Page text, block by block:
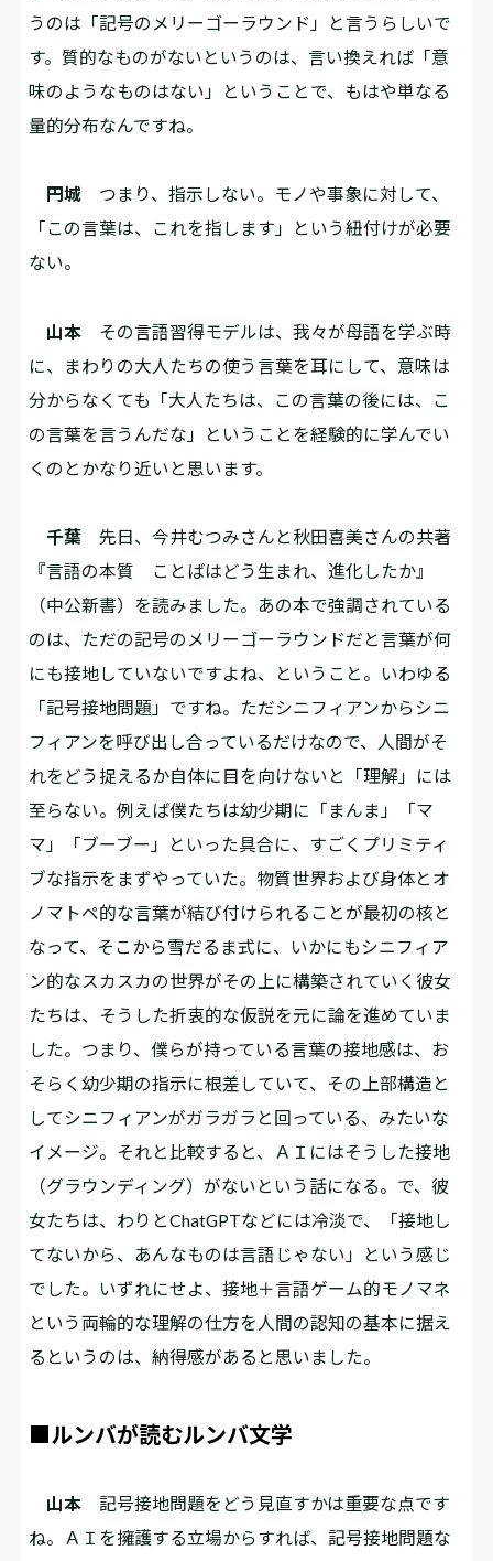
うのは「記号のメリーゴーラウンド」と言うらしいで
す。質的なものがないというのは、言い換えれば「意
味のようなものはない」ということで、もはや単なる
量的分布なんですね。
円城 つまり、指示しない。モノや事象に対して、
「この言葉は、これを指します」という紐付けが必要
ない。
山本 その言語習得モデルは、我々が母語を学ぶ時
に、まわりの大人たちの使う言葉を耳にして、意味は
分からなくても「大人たちは、この言葉の後には、こ
の言葉を言うんだな」ということを経験的に学んでい
くのとかなり近いと思います。
千葉 先日、今井むつみさんと秋田喜美さんの共著
『言語の本質 ことばはどう生まれ、進化したか』
（中公新書）を読みました。あの本で強調されている
のは、ただの記号のメリーゴーラウンドだと言葉が何
にも接地していないですよね、ということ。いわゆる
「記号接地問題」ですね。ただシニフィアンからシニ
フィアンを呼び出し合っているだけなので、人間がそ
れをどう捉えるか自体に目を向けないと「理解」には
至らない。例えば僕たちは幼少期に「まんま」「マ
マ」「ブーブー」といった具合に、すごくプリミティ
ブな指示をまずやっていた。物質世界および身体とオ
ノマトペ的な言葉が結び付けられることが最初の核と
なって、そこから雪だるま式に、いかにもシニフィア
ン的なスカスカの世界がその上に構築されていく――彼女
たちは、そうした折衷的な仮説を元に論を進めていま
した。つまり、僕らが持っている言葉の接地感は、お
そらく幼少期の指示に根差していて、その上部構造と
してシニフィアンがガラガラと回っている、みたいな
イメージ。それと比較すると、ＡＩにはそうした接地
（グラウンディング）がないという話になる。で、彼
女たちは、わりとChatGPTなどには冷淡で、「接地し
てないから、あんなものは言語じゃない」という感じ
でした。いずれにせよ、接地＋言語ゲーム的モノマネ
という両輪的な理解の仕方を人間の認知の基本に据え
るというのは、納得感があると思いました。
■ルンバが読むルンバ文学
山本 記号接地問題をどう見直すかは重要な点です
ね。ＡＩを擁護する立場からすれば、記号接地問題な